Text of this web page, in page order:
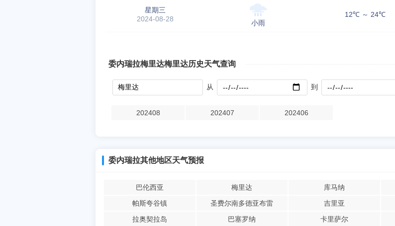
星期三
2024-08-28
小雨
12℃ ～ 24℃
委内瑞拉梅里达梅里达历史天气查询
从 到
202408 202407 202406
委内瑞拉其他地区天气预报
巴伦西亚 梅里达 库马纳
帕斯夸谷镇
圣费尔南多德亚布雷 吉里亚
拉奥契拉岛
巴塞罗纳 卡里萨尔